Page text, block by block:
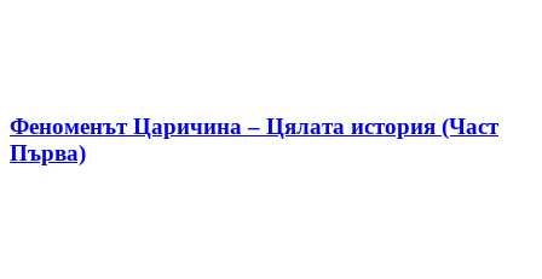
Феноменът Царичина – Цялата история (Част
Първа)